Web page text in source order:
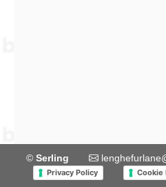
© Serling
Privacy Policy Cookie